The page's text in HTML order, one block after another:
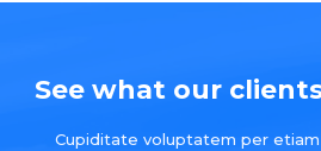
See what our
Cupiditate voluptatem per